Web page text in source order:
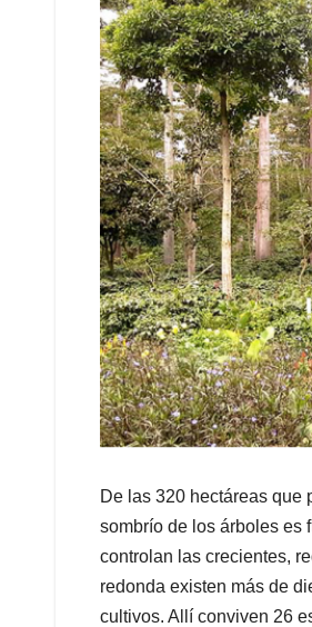
De las 320 hectáreas que
sombrío de los árboles es
controlan las crecientes,
redonda existen más de
cultivos. Allí conviven 26